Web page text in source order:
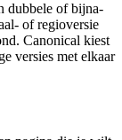
dubbele of bijna-
of regioversie
Canonical kiest
versies met elkaar